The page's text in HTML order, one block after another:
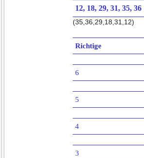
12, 18, 29, 31, 35, 36
(35,36,29,18,31,12)
Richtige
6
5
4
3